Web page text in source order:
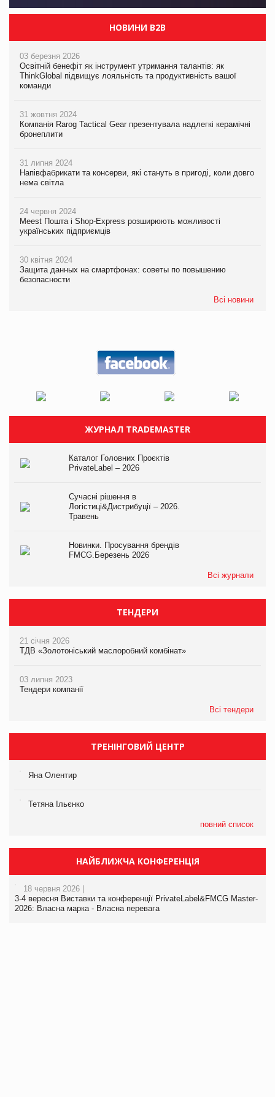
НОВИНИ B2B
03 березня 2026
Освітній бенефіт як інструмент утримання талантів: як
ThinkGlobal підвищує лояльність та продуктивність вашої
команди
31 жовтня 2024
Компанія Rarog Tactical Gear презентувала надлегкі керамічні
бронеплити
31 липня 2024
Напівфабрикати та консерви, які стануть в пригоді, коли довго
нема світла
24 червня 2024
Meest Пошта і Shop-Express розширюють можливості
українських підприємців
30 квітня 2024
Защита данных на смартфонах: советы по повышению
безопасности
Всі новини
ЖУРНАЛ TRADEMASTER
Каталог Головних Проєктів
PrivateLabel – 2026
Сучасні рішення в
Логістиці&Дистрибуції – 2026.
Травень
Новинки. Просування брендів
FMCG.Березень 2026
Всі журнали
ТЕНДЕРИ
21 січня 2026
ТДВ «Золотоніський маслоробний комбінат»
03 липня 2023
Тендери компанії
Всі тендери
ТРЕНІНГОВИЙ ЦЕНТР
Яна Олентир
Тетяна Ільєнко
повний список
НАЙБЛИЖЧА КОНФЕРЕНЦІЯ
18 червня 2026 |
3-4 вересня Виставки та конференції PrivateLabel&FMCG Master-
2026: Власна марка - Власна перевага